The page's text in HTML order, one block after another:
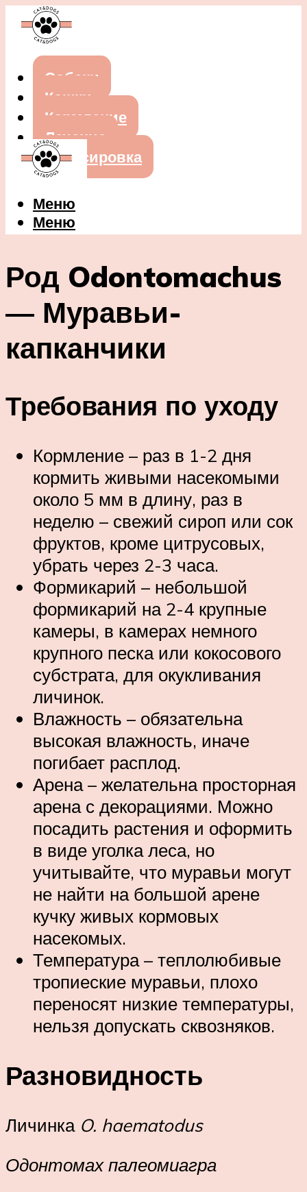
Собаки
Кошки
Кормление
Лечение
Дрессировка
Меню
Меню
Род Odontomachus
— Муравьи-
капканчики
Требования по уходу
Кормление – раз в 1-2 дня
кормить живыми насекомыми
около 5 мм в длину, раз в
неделю – свежий сироп или сок
фруктов, кроме цитрусовых,
убрать через 2-3 часа.
Формикарий – небольшой
формикарий на 2-4 крупные
камеры, в камерах немного
крупного песка или кокосового
субстрата, для окукливания
личинок.
Влажность – обязательна
высокая влажность, иначе
погибает расплод.
Арена – желательна просторная
арена с декорациями. Можно
посадить растения и оформить
в виде уголка леса, но
учитывайте, что муравьи могут
не найти на большой арене
кучку живых кормовых
насекомых.
Температура – теплолюбивые
тропиеские муравьи, плохо
переносят низкие температуры,
нельзя допускать сквозняков.
Разновидность
Личинка O. haematodus
Одонтомах палеомиагра